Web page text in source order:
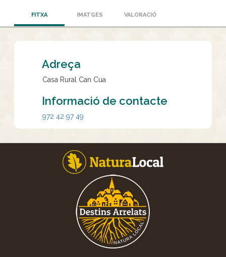
FITXA IMATGES VALORACIÓ
Adreça
Casa Rural Can Cua
Informació de contacte
972 42 97 49